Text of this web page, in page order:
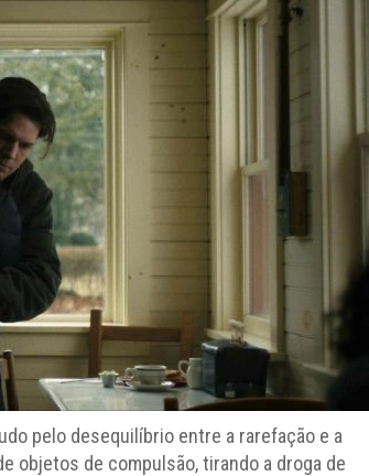
pelo desequilíbrio entre a rarefação e a
objetos de compulsão, tirando a droga de